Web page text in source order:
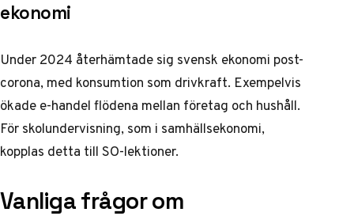
ekonomi
Under 2024 återhämtade sig svensk ekonomi post-
corona, med konsumtion som drivkraft. Exempelvis
ökade e-handel flödena mellan företag och hushåll.
För skolundervisning, som i samhällsekonomi,
kopplas detta till SO-lektioner.
Vanliga frågor om